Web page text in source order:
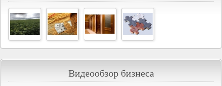
Видеообзор бизнеса